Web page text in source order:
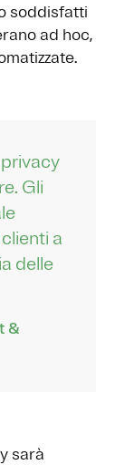
soddisfatti
ad hoc,
Gli
a
delle
&
sarà